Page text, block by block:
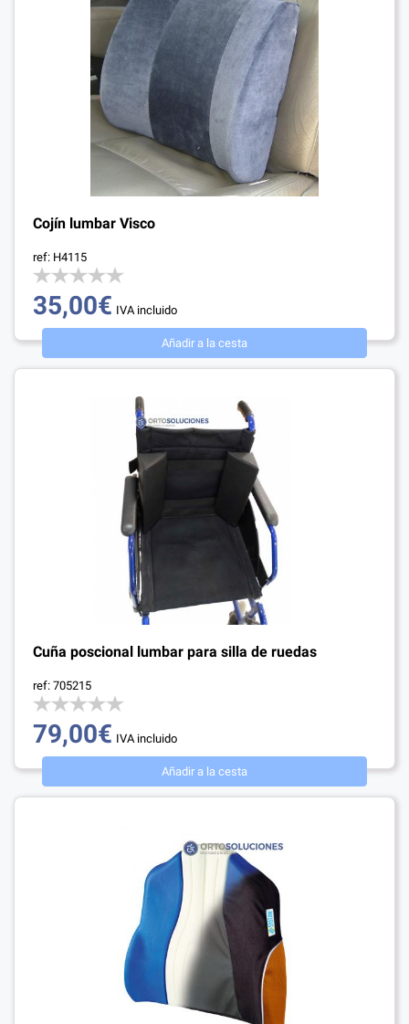
Cojín lumbar Visco
ref: H4115
35,00€ IVA incluido
Añadir a la cesta
Cuña poscional lumbar para silla de ruedas
ref: 705215
79,00€ IVA incluido
Añadir a la cesta
Cerrado VACACIONES